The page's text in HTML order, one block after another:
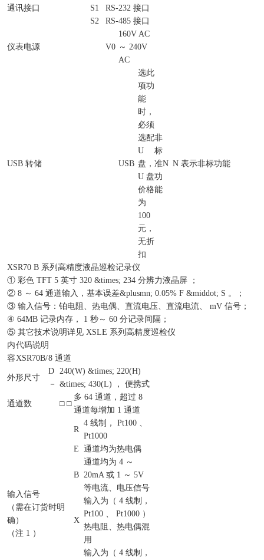
通讯接口
S1
RS-232 接口
S2
RS-485 接口
仪表电源 V0
160V AC
～ 240V
AC
USB 转储 USB
选此
项功
能
时，
必须
选配
U
盘，
U 盘
价格
为
100
元，
无折
扣
非
标
准
功
能
N N 表示非标功能
XSR70 B 系列高精度液晶巡检记录仪
① 彩色 TFT 5 英寸 320 &times; 234 分辨力液晶屏 ；
② 8 ～ 64 通道输入，基本误差&plusmn; 0.05% F &middot; S 。；
③ 输入信号：铂电阻、热电偶、直流电压、直流电流、 mV 信号；
④ 64MB 记录内存， 1 秒～ 60 分记录间隔；
⑤ 其它技术说明详见 XSLE 系列高精度巡检仪
内
容
代码说明
XSR70B/8 通道
外形尺寸
D
－
240(W) &times; 220(H)
&times; 430(L) ， 便携式
通道数 □ □
多 64 通道，超过 8
通道每增加 1 通道
输入信号
（需在订货时明
确）
（注 1 ）
R
4 线制， Pt100 、
Pt1000
E 通道均为热电偶
B
通道均为 4 ～
20mA 或 1 ～ 5V
等电流、电压信号
X
输入为（ 4 线制，
Pt100 、 Pt1000 ）
热电阻、热电偶混
用
输入为（ 4 线制，